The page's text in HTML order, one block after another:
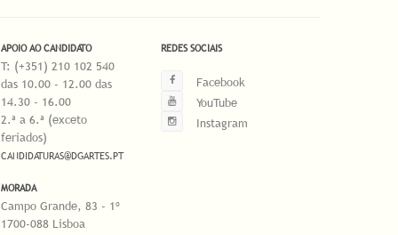
APOIO AO CANDIDATO
T: (+351) 210 102 540
das 10.00 - 12.00 das
14.30 - 16.00
2.ª a 6.ª (exceto
feriados)
CANDIDATURAS@DGARTES.PT
MORADA
Campo Grande, 83 - 1º
1700-088 Lisboa
REDES SOCIAIS
Facebook
YouTube
Instagram